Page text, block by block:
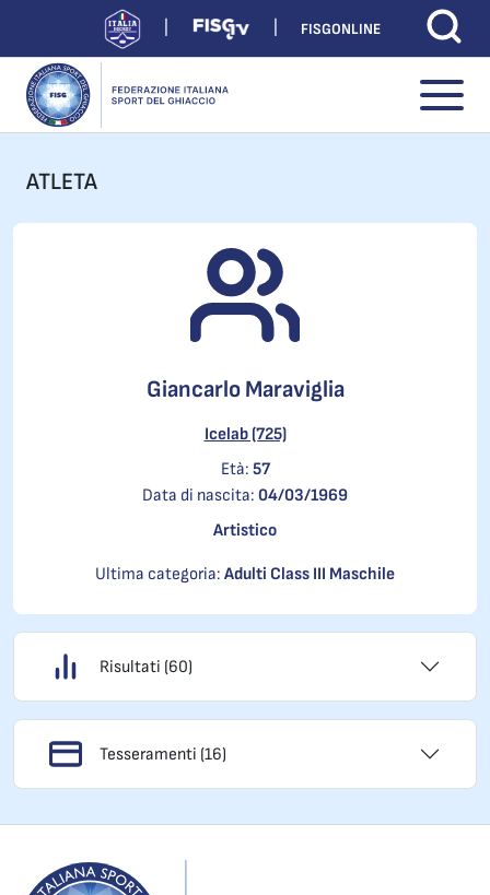
FISGONLINE
ATLETA
Giancarlo Maraviglia
Icelab (725)
Età: 57
Data di nascita: 04/03/1969
Artistico
Ultima categoria: Adulti Class III Maschile
Risultati (60)
Tesseramenti (16)